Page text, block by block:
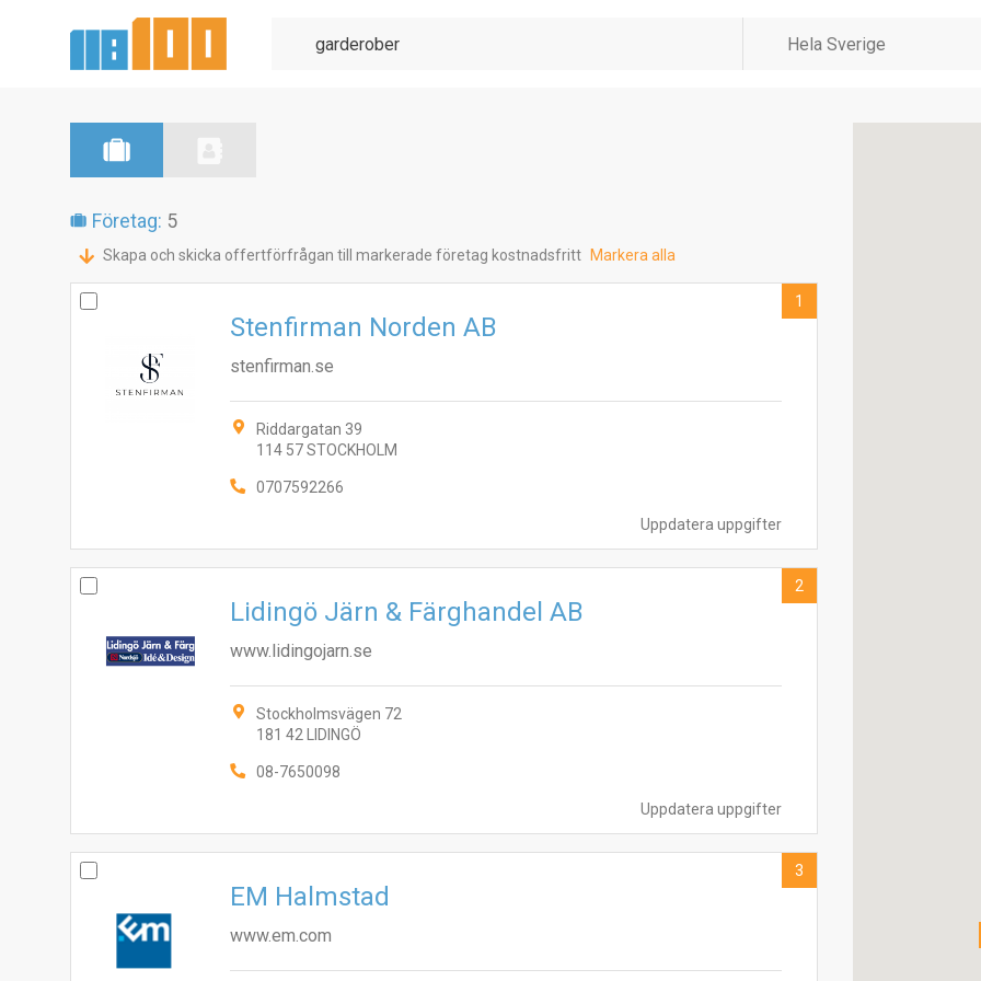
Företag: 5
Skapa och skicka offertförfrågan till markerade företag kostnadsfritt Markera alla
Uppdatera uppgifter
Stenfirman Norden AB
stenfirman.se
Riddargatan 39
114 57 STOCKHOLM
0707592266
1
Uppdatera uppgifter
Lidingö Järn & Färghandel AB
www.lidingojarn.se
Stockholmsvägen 72
181 42 LIDINGÖ
08-7650098
2
EM Halmstad
www.em.com
3